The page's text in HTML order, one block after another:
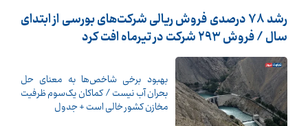
رشد 78 درصدی فروش ریالی شرکت‌های بورسی از ابتدای
سال / فروش 293 شرکت در تیرماه افت کرد
بهبود برخی شاخص‌ها به معنای حل
بحران آب نیست / کماکان یک‌سوم ظرفیت
مخازن کشور خالی است + جدول